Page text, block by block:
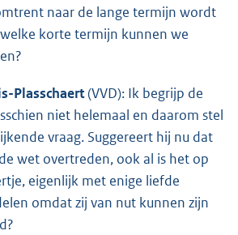
naar de lange termijn wordt
korte termijn kunnen we
Plasschaert(VVD): Ik begrijp de
niet helemaal en daarom stel
vraag. Suggereert hij nu dat
wet overtreden, ook al is het op
eigenlijk met enige liefde
omdat zij van nut kunnen zijn